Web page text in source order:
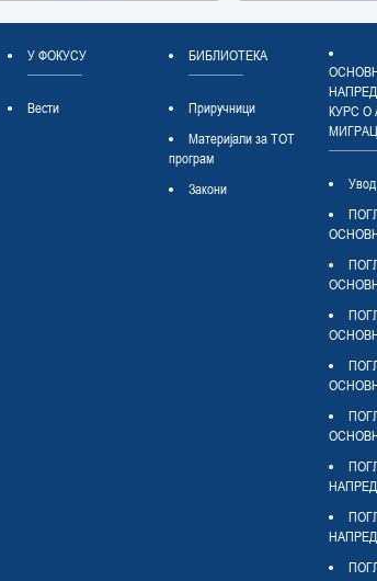
У ФОКУСУ
Вести
БИБЛИОТЕКА
Приручници
Материјали за ТОТ
програм
Закони
КУРС О
Увод